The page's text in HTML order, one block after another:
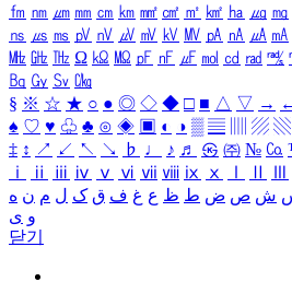
㎙ ㎚ ㎛ ㎜ ㎝ ㎞ ㎟ ㎠ ㎡ ㎢ ㏊ ㎍ ㎎
㎱ ㎲ ㎳ ㎴ ㎵ ㎶ ㎷ ㎸ ㎹ ㎀ ㎁ ㎂ ㎃
㎒ ㎓ ㎔ Ω ㏀ ㏁ ㎊ ㎋ ㎌ ㏖ ㏅ ㎭ ㎮
㏃ ㏉ ㏜ ㏆
§ ※ ☆ ★ ○ ● ◎ ◇ ◆ □ ■ △ ▽ →
♠ ♡ ♥ ♧ ♣ ⊙ ◈ ▣ ◐ ◑ ▒ ▤ ▨ ▧
‡ ↕ ↗ ↙ ↖ ↘ ♭ ♩ ♪ ♬ ㉿ ㈜ № ㏇
ⅰ
ⅱ ⅲ ⅳ ⅴ ⅵ ⅶ ⅷ ⅸ ⅹ
ش ص ض ط ظ ع غ ف ق ک ل م ن ه
و ی
닫기